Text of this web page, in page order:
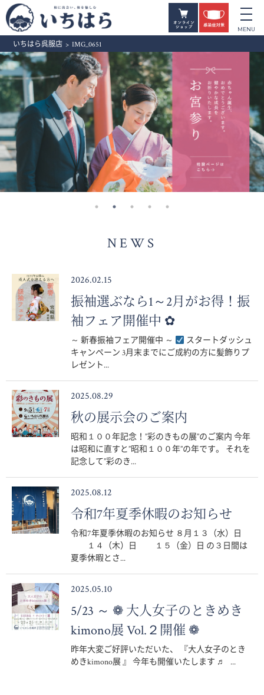
いちはら呉服店 > IMG_0651
NEWS
2026.02.15
振袖選ぶなら1～2月がお得！振
袖フェア開催中 ✿
～ 新春振袖フェア開催中 ～
スタートダッシュ
キャンペーン 3月末までにご成約の方に髪飾りプ
レゼント...
2025.08.29
秋の展示会のご案内
昭和１００年記念！”彩のきもの展”のご案内 今年
は昭和に直すと”昭和１００年”の年です。 それを
記念して”彩のき...
2025.08.12
令和7年夏季休暇のお知らせ
令和7年夏季休暇のお知らせ ８月１３（水）日
１４（木）日 １５（金）日 の３日間は
夏季休暇とさ...
2025.05.10
5/23 ～ ❁ 大人女子のときめき
kimono展 Vol.２開催 ❁
昨年大変ご好評いただいた、 『大人女子のとき
めきkimono展 』 今年も開催いたします ♬ ...